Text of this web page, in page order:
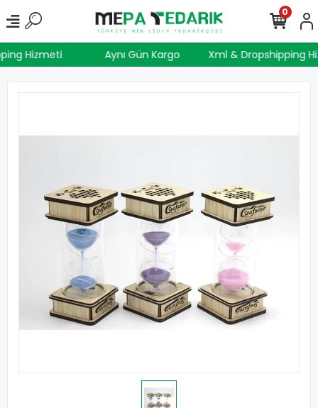
Hizmeti Aynı Gün Kargo Xml & Dropshipping
0